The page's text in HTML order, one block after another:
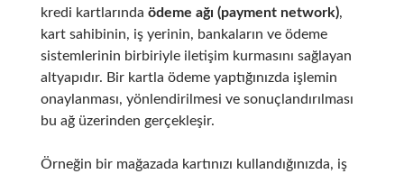
kredi kartlarında ödeme ağı (payment network),
kart sahibinin, iş yerinin, bankaların ve ödeme
sistemlerinin birbiriyle iletişim kurmasını sağlayan
altyapıdır. Bir kartla ödeme yaptığınızda işlemin
onaylanması, yönlendirilmesi ve sonuçlandırılması
bu ağ üzerinden gerçekleşir.
Örneğin bir mağazada kartınızı kullandığınızda, iş